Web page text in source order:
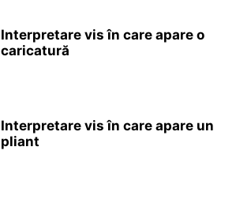
Interpretare vis în care apare o
caricatură
Interpretare vis în care apare un
pliant